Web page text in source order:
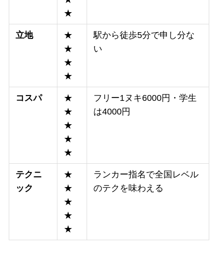
★
立地
★
★
★
★
駅から徒歩5分で申し分な
い
コスパ
★
★
★
★
★
フリー1ヌキ6000円・学生
は4000円
テクニ
ック
★
★
★
★
★
ランカー指名で全国レベル
のテクを味わえる